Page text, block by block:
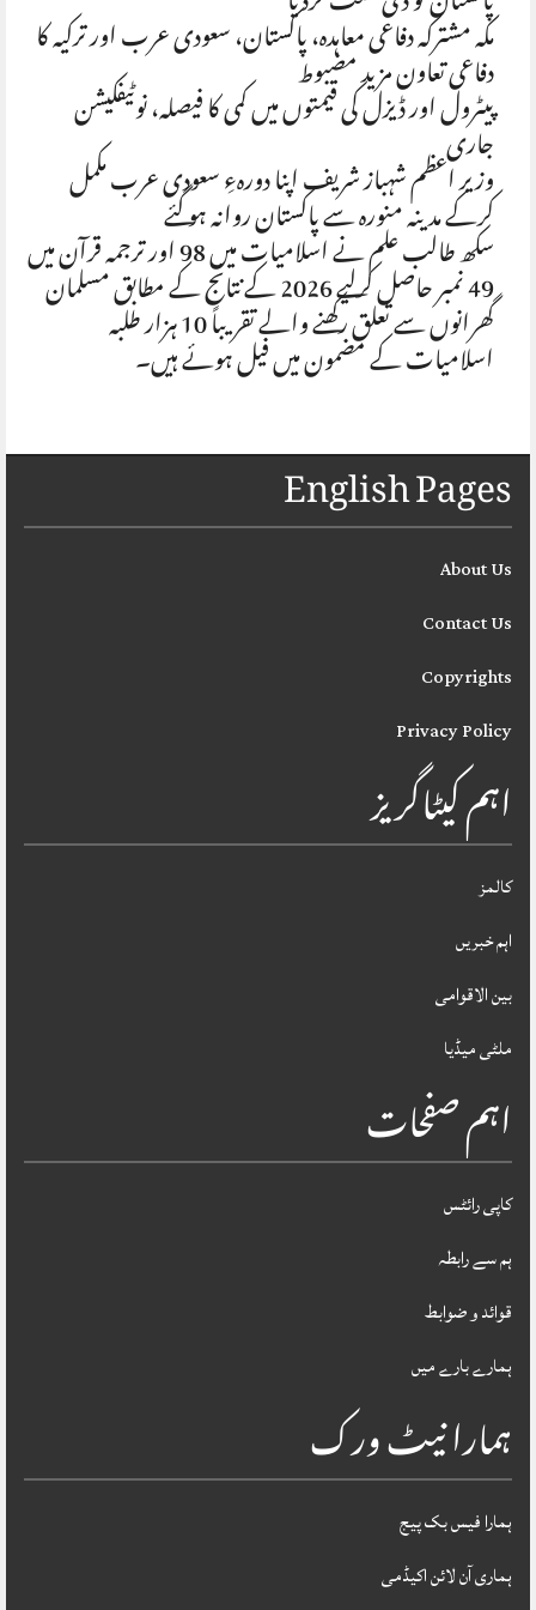
مکہ مشترکہ دفاعی معاہدہ، پاکستان، سعودی عرب اور ترکیہ کا
دفاعی تعاون مزید مضبوط
پیٹرول اور ڈیزل کی قیمتوں میں کمی کا فیصلہ، نوٹیفکیشن
جاری
وزیر اعظم شہباز شریف اپنا دورہءِ سعودی عرب مکمل
کرکے مدینہ منورہ سے پاکستان روانہ ہو گئےسکھ طالب علم نے اسلامیات میں 98 اور ترجمہ قرآن میں
49 نمبر حاصل کرلیے 2026 کے نتائج کے مطابق مسلمان
گھرانوں سے تعلق رکھنے والے تقریباً 10 ہزار طلبہ
اسلامیات کے مضمون میں فیل ہوئے ہیں۔
English Pages
About Us
Contact Us
Copyrights
Privacy Policy
اہم کیٹاگریز
کالمز
اہم خبریں
بین الاقوامی
ملٹی میڈیا
اہم صفحات
کاپی رائٹس
ہم سے رابطہ
قوائد و ضوابط
ہمارے بارے میں
ہمارا نیٹ ورک
ہمارا فیس بک پیج
ہماری آن لائن اکیڈمی